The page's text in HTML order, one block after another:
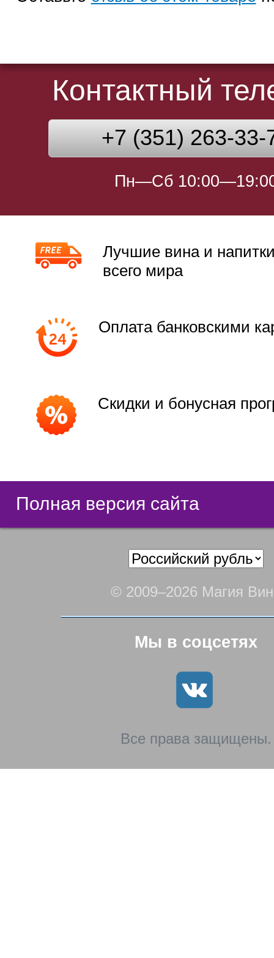
Контактный
+7 (351) 263-33-
Пн—Сб
Лучшие вина и
всего мира
Оплата банковскими
Скидки и бонусная
Полная версия сайта
© 2009–2026 Магия
Мы в соцсетях
Все права защищены.